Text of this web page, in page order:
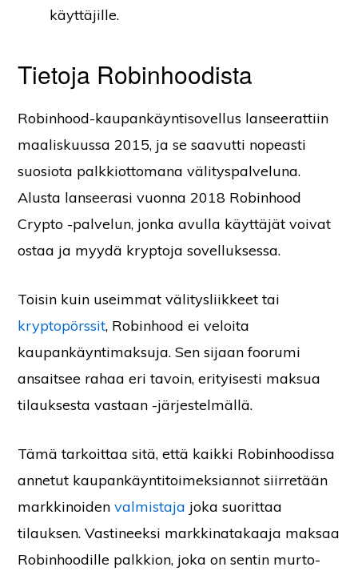
käyttäjille.
Tietoja Robinhoodista
Robinhood-kaupankäyntisovellus lanseerattiin
maaliskuussa 2015, ja se saavutti nopeasti
suosiota palkkiottomana välityspalveluna.
Alusta lanseerasi vuonna 2018 Robinhood
Crypto -palvelun, jonka avulla käyttäjät voivat
ostaa ja myydä kryptoja sovelluksessa.
Toisin kuin useimmat välitysliikkeet tai
kryptopörssit, Robinhood ei veloita
kaupankäyntimaksuja. Sen sijaan foorumi
ansaitsee rahaa eri tavoin, erityisesti maksua
tilauksesta vastaan -järjestelmällä.
Tämä tarkoittaa sitä, että kaikki Robinhoodissa
annetut kaupankäyntitoimeksiannot siirretään
markkinoidenvalmistaja joka suorittaa
tilauksen. Vastineeksi markkinatakaaja maksaa
Robinhoodille palkkion, joka on sentin murto-